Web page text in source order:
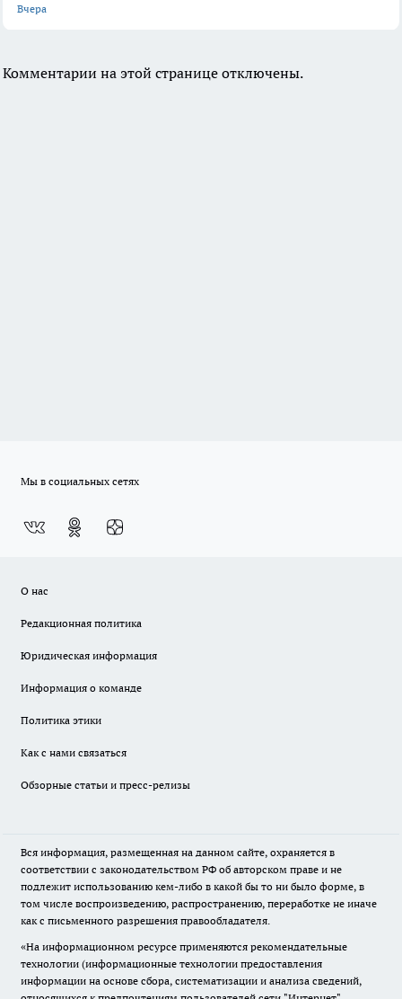
Вчера
Комментарии на этой странице отключены.
Мы в социальных сетях
О нас
Редакционная политика
Юридическая информация
Информация о команде
Политика этики
Как с нами связаться
Обзорные статьи и пресс-релизы
Вся информация, размещенная на данном сайте, охраняется в
соответствии с законодательством РФ об авторском праве и не
подлежит использованию кем-либо в какой бы то ни было форме, в
том числе воспроизведению, распространению, переработке не иначе
как с письменного разрешения правообладателя.
«На информационном ресурсе применяются рекомендательные
технологии (информационные технологии предоставления
информации на основе сбора, систематизации и анализа сведений,